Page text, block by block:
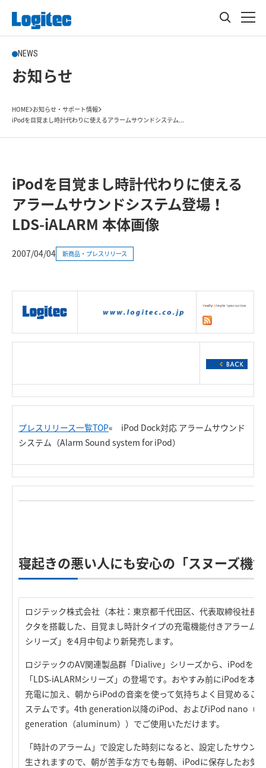
NEWS
お知らせ
HOME お知らせ・サポート情報
iPodを目覚まし時計代わりに使えるアラームサウンドシステム...
iPodを目覚まし時計代わりに使える
アラームサウンドシステム登場！
LDS-iALARM 本体画像
2007/04/04 新商品・プレスリリース
プレスリリース一覧TOP« iPod Dock対応 アラームサウンド
システム（Alarm Sound system for iPod）
寝起きの悪い人にも安心の「スヌーズ機
ロジテック株式会社（本社：東京都千代田区、代表取締役社長
クタを搭載した、目覚まし時計タイプの充電機能付きアラーム
シリーズ」を4月中旬より新発売します。
ロジテックのAV関連製品群「Dialive」シリーズから、iPodを
「LDS-iALARMシリーズ」の登場です。おやすみ前にiPodを本
充電に加え、朝からiPodの音楽を使って気持ちよく目覚めるこ
ステムです。4th generation以降のiPod、およびiPod nano（
generation（aluminum））でご使用いただけます。
「時計のアラーム」で設定した時刻になると、設定したサウン
生されますので、朝が苦手な方でも毎朝、iPodに保存したお気